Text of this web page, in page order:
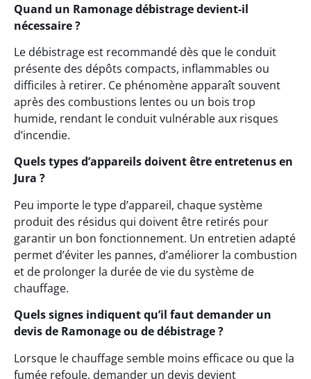
Quand un Ramonage débistrage devient-il
nécessaire ?
Le débistrage est recommandé dès que le conduit
présente des dépôts compacts, inflammables ou
difficiles à retirer. Ce phénomène apparaît souvent
après des combustions lentes ou un bois trop
humide, rendant le conduit vulnérable aux risques
d’incendie.
Quels types d’appareils doivent être entretenus en
Jura ?
Peu importe le type d’appareil, chaque système
produit des résidus qui doivent être retirés pour
garantir un bon fonctionnement. Un entretien adapté
permet d’éviter les pannes, d’améliorer la combustion
et de prolonger la durée de vie du système de
chauffage.
Quels signes indiquent qu’il faut demander un
devis de Ramonage ou de débistrage ?
Lorsque le chauffage semble moins efficace ou que la
fumée refoule, demander un devis devient